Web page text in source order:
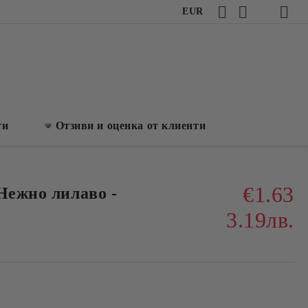
EUR
Отзиви и оценка от клиенти
лилаво -
€1.63
3.19лв.